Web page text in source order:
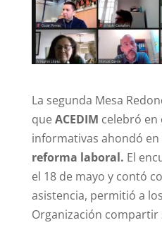
La segunda Mesa
queACEDIM celebró en
informativas ahondó en
reforma laboral. El
el 18 de mayo y contó
asistencia, permitió a
Organización compartir